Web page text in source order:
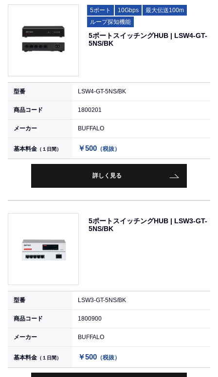
5ポート 10Gbps
最大伝送100m
ループ探知機能
5ポートスイッチングHUB | LSW4-GT-
5NS/BK
型番 LSW4-GT-5NS/BK
商品コード 1800201
メーカー BUFFALO
基本料金 （１日間） ￥500 （税抜）
詳しく見る
5ポートスイッチングHUB | LSW3-GT-
5NS/BK
型番 LSW3-GT-5NS/BK
商品コード 1800900
メーカー BUFFALO
基本料金 （１日間） ￥500 （税抜）